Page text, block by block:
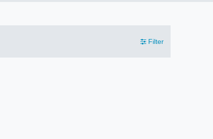
Filter